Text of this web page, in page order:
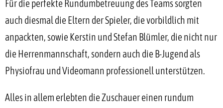
Für die perfekte Rundumbetreuung des Teams sorgten
auch diesmal die Eltern der Spieler, die vorbildlich mit
anpackten, sowie Kerstin und Stefan Blümler, die nicht nur
die Herrenmannschaft, sondern auch die B-Jugend als
Physiofrau und Videomann professionell unterstützen.
Alles in allem erlebten die Zuschauer einen rundum